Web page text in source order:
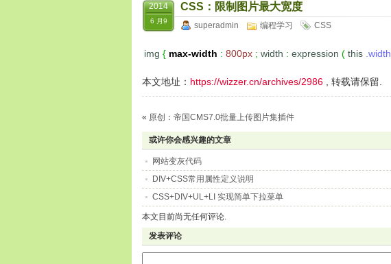
2014
6 月9
CSS：限制图片最大宽度
superadmin 编程学习 CSS
img { max-width : 800px ; width : expression ( this .width
本文地址： https://wizzer.cn/archives/2986 , 转载请保留.
« 原创：帝国CMS7.0批量上传图片集插件
或许你会感兴趣的文章
网站变灰代码
DIV+CSS常用属性定义说明
CSS+DIV+UL+LI 实现简单下拉菜单
本文目前尚无任何评论.
发表评论